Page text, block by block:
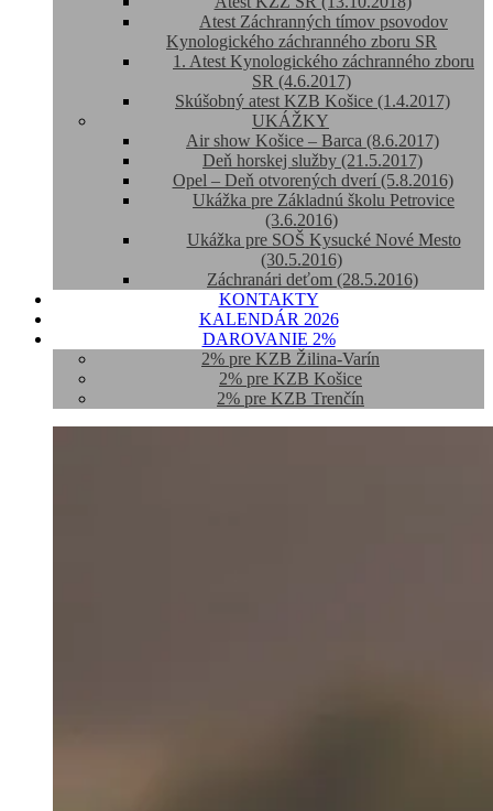
Atest Záchranných tímov psovodov
Kynologického záchranného zboru SR
1. Atest Kynologického záchranného zboru
SR (4.6.2017)
Skúšobný atest KZB Košice (1.4.2017)
UKÁŽKY
Air show Košice – Barca (8.6.2017)
Deň horskej služby (21.5.2017)
Opel – Deň otvorených dverí (5.8.2016)
Ukážka pre Základnú školu Petrovice
(3.6.2016)
Ukážka pre SOŠ Kysucké Nové Mesto
(30.5.2016)
Záchranári deťom (28.5.2016)
KONTAKTY
KALENDÁR 2026
DAROVANIE 2%
2% pre KZB Žilina-Varín
2% pre KZB Košice
2% pre KZB Trenčín